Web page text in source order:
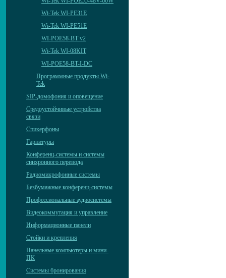
Wi-Tek WI-PE31E
Wi-Tek WI-PE51E
WI-POE58-BT v2
Wi-Tek WI-08KIT
WI-POE58-BT-I-DC
Программные продукты Wi-
Tek
SIP-домофония и оповещение
Средоустойчивые устройства
связи
Спикерфоны
Гарнитуры
Конференц-системы и системы
синхронного перевода
Радиомикрофонные системы
Безбумажные конференц-системы
Профессиональные аудиосистемы
Видеокоммутация и управление
Информационные панели
Стойки и крепления
Панельные компьютеры и мини-
ПК
Системы бронирования